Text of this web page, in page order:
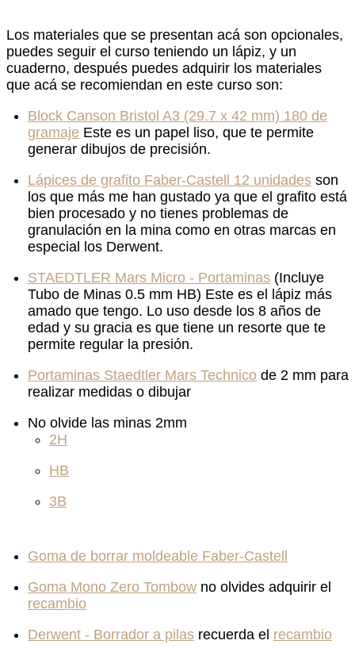
Los materiales que se presentan acá son opcionales,
puedes seguir el curso teniendo un lápiz, y un
cuaderno, después puedes adquirir los materiales
que acá se recomiendan en este curso son:
Block Canson Bristol A3 (29.7 x 42 mm) 180 de
gramaje Este es un papel liso, que te permite
generar dibujos de precisión.
Lápices de grafito Faber-Castell 12 unidades son
los que más me han gustado ya que el grafito está
bien procesado y no tienes problemas de
granulación en la mina como en otras marcas en
especial los Derwent.
STAEDTLER Mars Micro - Portaminas (Incluye
Tubo de Minas 0.5 mm HB) Este es el lápiz más
amado que tengo. Lo uso desde los 8 años de
edad y su gracia es que tiene un resorte que te
permite regular la presión.
Portaminas Staedtler Mars Technico de 2 mm para
realizar medidas o dibujar
No olvide las minas 2mm
2H
HB
3B
Goma de borrar moldeable Faber-Castell
Goma Mono Zero Tombow no olvides adquirir el
recambio
Derwent - Borrador a pilas recuerda el recambio